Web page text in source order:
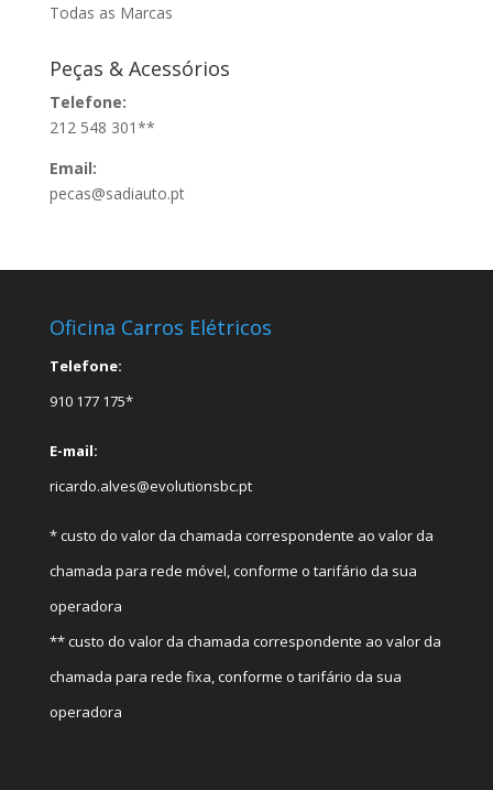
Todas as Marcas
Peças & Acessórios
Telefone:
212 548 301**
Email:
pecas@sadiauto.pt
Oficina Carros Elétricos
Telefone:
910 177 175*
E-mail:
ricardo.alves@evolutionsbc.pt
* custo do valor da chamada correspondente ao valor da
chamada para rede móvel, conforme o tarifário da sua
operadora
** custo do valor da chamada correspondente ao valor da
chamada para rede fixa, conforme o tarifário da sua
operadora